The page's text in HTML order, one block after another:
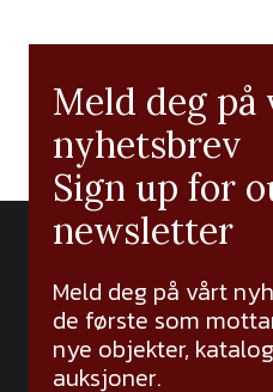
Meld deg på
nyhetsbrev
Sign up for
newsletter
Meld deg på vårt
de første som
nye objekter,
auksjoner.